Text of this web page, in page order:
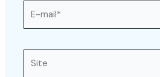
mail*